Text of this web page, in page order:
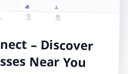
– Discover
Near You